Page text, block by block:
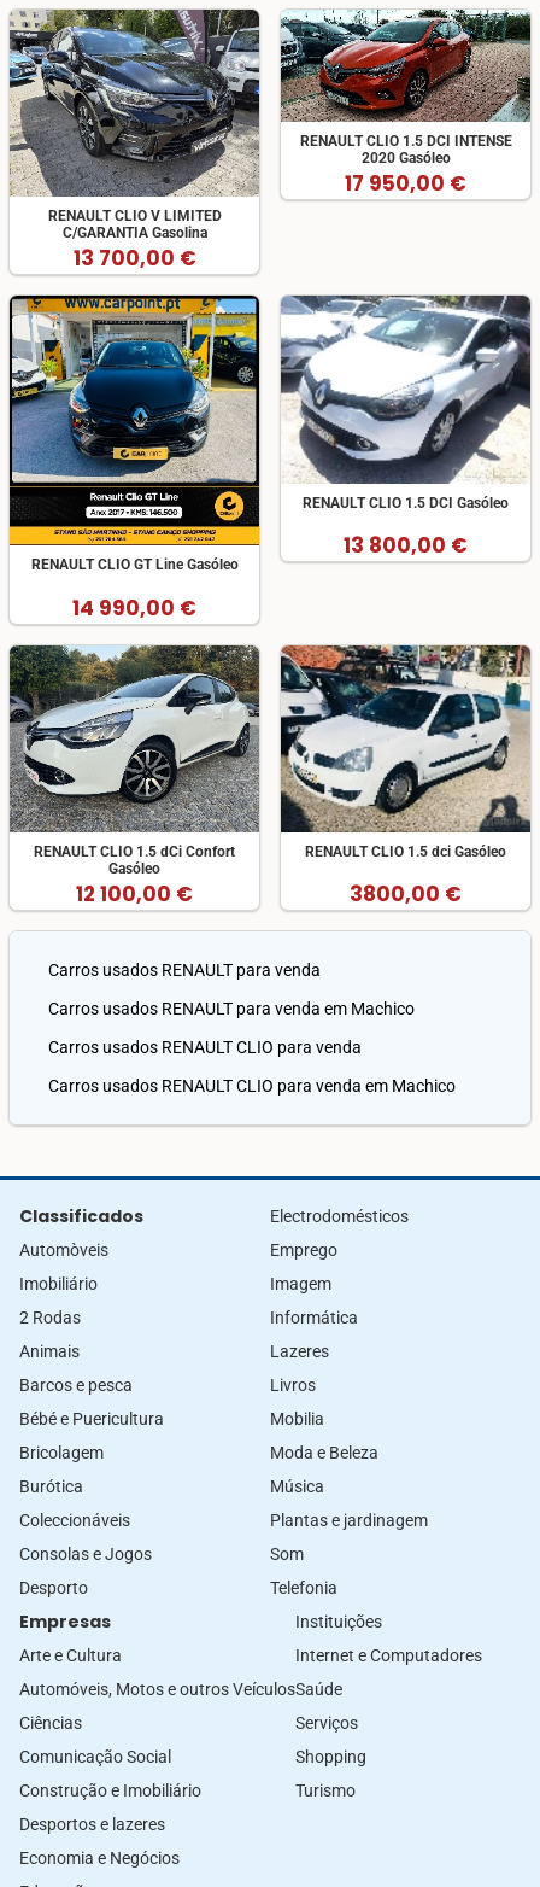
RENAULT CLIO V LIMITED
C/GARANTIA Gasolina
13 700,00 €
RENAULT CLIO 1.5 DCI INTENSE
2020 Gasóleo
17 950,00 €
RENAULT CLIO GT Line Gasóleo
14 990,00 €
RENAULT CLIO 1.5 DCI Gasóleo
13 800,00 €
RENAULT CLIO 1.5 dCi Confort
Gasóleo
12 100,00 €
RENAULT CLIO 1.5 dci Gasóleo
3800,00 €
Carros usados RENAULT para venda
Carros usados RENAULT para venda em Machico
Carros usados RENAULT CLIO para venda
Carros usados RENAULT CLIO para venda em Machico
Classificados
Automòveis
Imobiliário
2 Rodas
Animais
Barcos e pesca
Bébé e Puericultura
Bricolagem
Burótica
Coleccionáveis
Consolas e Jogos
Desporto
Electrodomésticos
Emprego
Imagem
Informática
Lazeres
Livros
Mobilia
Moda e Beleza
Música
Plantas e jardinagem
Som
Telefonia
Empresas
Arte e Cultura
Automóveis, Motos e outros Veículos
Ciências
Comunicação Social
Construção e Imobiliário
Desportos e lazeres
Economia e Negócios
Instituições
Internet e Computadores
Saúde
Serviços
Shopping
Turismo